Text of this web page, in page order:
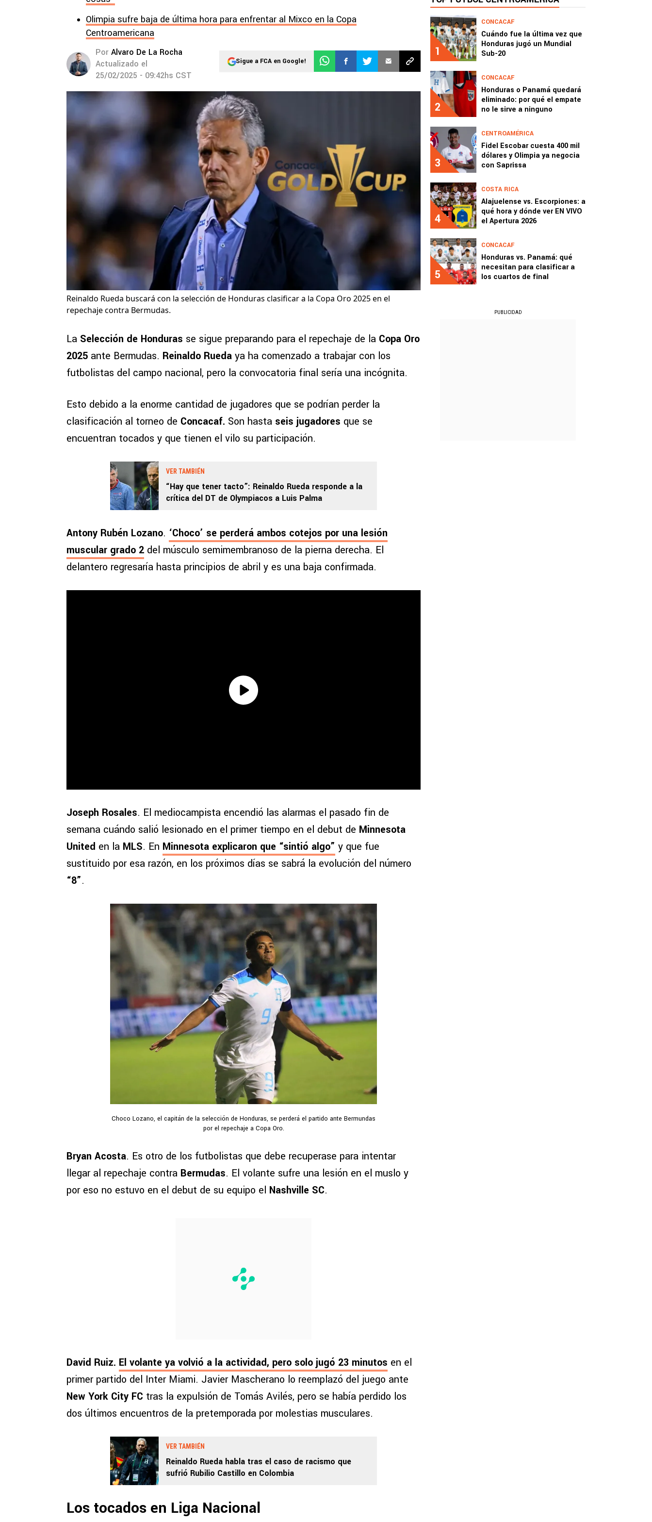
Olimpia sufre baja de última hora para enfrentar al Mixco en la Copa
Centroamericana
Por Alvaro De La Rocha
Actualizado el
25/02/2025 - 09:42hs CST
Sigue a FCA en Google!
Reinaldo Rueda buscará con la selección de Honduras clasificar a la Copa Oro 2025 en el
repechaje contra Bermudas.
La Selección de Honduras se sigue preparando para el repechaje de la Copa Oro
2025 ante Bermudas. Reinaldo Rueda ya ha comenzado a trabajar con los
futbolistas del campo nacional, pero la convocatoria final sería una incógnita.
Esto debido a la enorme cantidad de jugadores que se podrían perder la
clasificación al torneo de Concacaf. Son hasta seis jugadores que se
encuentran tocados y que tienen el vilo su participación.
VER TAMBIÉN
“Hay que tener tacto”: Reinaldo Rueda responde a la
crítica del DT de Olympiacos a Luis Palma
Antony Rubén Lozano. ‘Choco’ se perderá ambos cotejos por una lesión
muscular grado 2 del músculo semimembranoso de la pierna derecha. El
delantero regresaría hasta principios de abril y es una baja confirmada.
Joseph Rosales. El mediocampista encendió las alarmas el pasado fin de
semana cuándo salió lesionado en el primer tiempo en el debut de Minnesota
United en la MLS. En Minnesota explicaron que “sintió algo” y que fue
sustituido por esa razón, en los próximos días se sabrá la evolución del número
“8”.
Choco Lozano, el capitán de la selección de Honduras, se perderá el partido ante Bermundas
por el repechaje a Copa Oro.
Bryan Acosta. Es otro de los futbolistas que debe recuperase para intentar
llegar al repechaje contra Bermudas. El volante sufre una lesión en el muslo y
por eso no estuvo en el debut de su equipo el Nashville SC.
David Ruiz. El volante ya volvió a la actividad, pero solo jugó 23 minutos en el
primer partido del Inter Miami. Javier Mascherano lo reemplazó del juego ante
New York City FC tras la expulsión de Tomás Avilés, pero se había perdido los
dos últimos encuentros de la pretemporada por molestias musculares.
VER TAMBIÉN
Reinaldo Rueda habla tras el caso de racismo que
sufrió Rubilio Castillo en Colombia
Los tocados en Liga Nacional
1
CONCACAF
Cuándo fue la última vez que
Honduras jugó un Mundial
Sub-20
2
CONCACAF
Honduras o Panamá quedará
eliminado: por qué el empate
no le sirve a ninguno
3
CENTROAMÉRICA
Fidel Escobar cuesta 400 mil
dólares y Olimpia ya negocia
con Saprissa
4
COSTA RICA
Alajuelense vs. Escorpiones: a
qué hora y dónde ver EN VIVO
el Apertura 2026
5
CONCACAF
Honduras vs. Panamá: qué
necesitan para clasificar a
los cuartos de final
PUBLICIDAD